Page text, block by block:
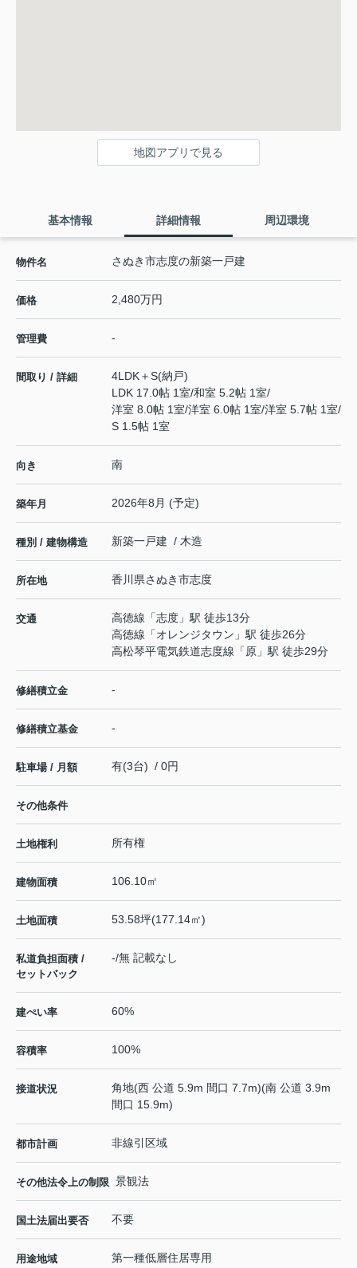
地図アプリで見る
基本情報 詳細情報 周辺環境
物件名 さぬき市志度の新築一戸建
価格 2,480万円
管理費 -
間取り / 詳細
4LDK＋S(納戸)
LDK 17.0帖 1室/和室 5.2帖 1室/
洋室 8.0帖 1室/洋室 6.0帖 1室/洋室 5.7帖 1室/
S 1.5帖 1室
向き 南
築年月 2026年8月 (予定)
種別 / 建物構造 新築一戸建 / 木造
所在地 香川県さぬき市志度
交通 高徳線 「志度 」駅 徒歩13分
高徳線 「オレンジタウン 」駅 徒歩26分
高松琴平電気鉄道志度線 「 原 」駅 徒歩29分
修繕積立金 -
修繕積立基金 -
駐車場 / 月額 有(3台) / 0円
その他条件
土地権利 所有権
建物面積 106.10㎡
土地面積 53.58坪(177.14㎡)
私道負担面積 /
セットバック
-/無 記載なし
建ぺい率 60%
容積率 100%
接道状況
角地(西 公道 5.9m 間口 7.7m)(南 公道 3.9m
間口 15.9m)
都市計画 非線引区域
その他法令上の制限 景観法
国土法届出要否 不要
用途地域 第一種低層住居専用